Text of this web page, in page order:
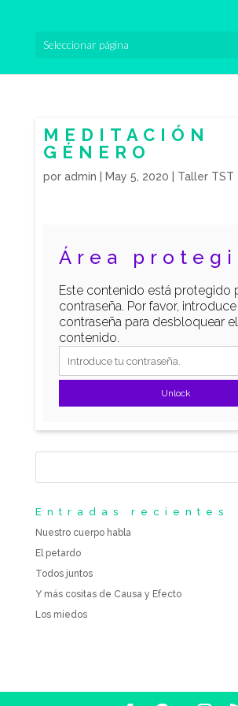
Seleccionar página
MEDITACIÓN
GÉNERO
por admin May 5, 2020 Taller TST
Área
Este contenido está protegido
contraseña. Por favor,
contraseña para desbloquear el
contenido.
Unlock
Entradas recientes
Nuestro cuerpo habla
El petardo
Todos juntos
Y más cositas de Causa y Efecto
Los miedos